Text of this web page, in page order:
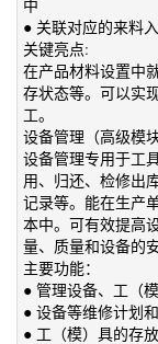
中
● 关联对应的来料
关键亮点:
在产品材料设置中
存状态等。可以实
工。
设备管理（高级模块
设备管理专用于工
用、归还、检修出
记录等。能在生产
本中。可有效提高
量、质量和设备的
主要功能：
● 管理设备、工（
● 设备等维修计划
● 工（模）具的存